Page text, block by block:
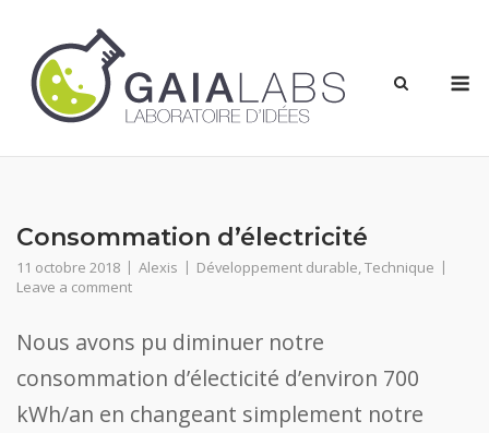
content
Consommation d’électricité
11 octobre 2018 Alexis Développement durable,Technique
Leave a comment
Nous avons pu diminuer notre
consommation d’électicité d’environ 700
kWh/an en changeant simplement notre